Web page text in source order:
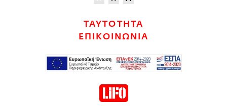
ΤΑΥΤΟΤΗΤΑ
ΕΠΙΚΟΙΝΩΝΙΑ